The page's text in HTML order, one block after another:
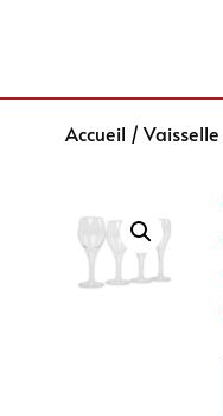
Accueil / Vaisselle